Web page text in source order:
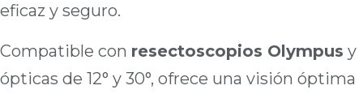
eficaz y seguro.
Compatible con resectoscopios Olympus y
ópticas de 12° y 30°, ofrece una visión óptima